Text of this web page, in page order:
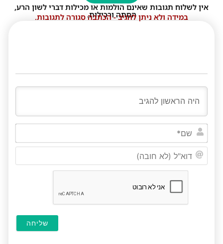
אין לשלוח תגובות שאינם הולמות או מכילות דברי לשון הרע,
הסתה ורכילות.
במידה ולא ניתן להגיב - הכתבה סגורה לתגובות.